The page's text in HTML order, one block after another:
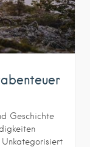
Geschichte
Unkategorisiert